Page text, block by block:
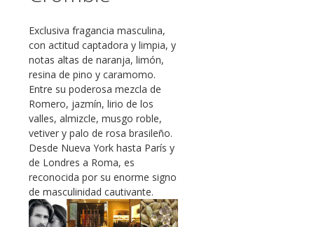
Exclusiva fragancia masculina,
con actitud captadora y limpia, y
notas altas de naranja, limón,
resina de pino y caramomo.
Entre su poderosa mezcla de
Romero, jazmín, lirio de los
valles, almizcle, musgo roble,
vetiver y palo de rosa brasileño.
Desde Nueva York hasta París y
de Londres a Roma, es
reconocida por su enorme signo
de masculinidad cautivante.